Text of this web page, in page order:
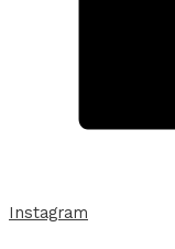
Instagram